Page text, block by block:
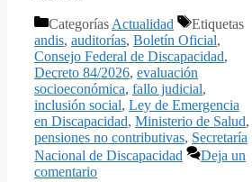
Categorías Actualidad
Etiquetas
andis, auditorías, Boletín Oficial,
Consejo Federal de Discapacidad,
Decreto 84/2026, evaluación
socioeconómica, fallo judicial,
inclusión social, Ley de Emergencia
en Discapacidad, Ministerio de Salud,
pensiones no contributivas, Secretaría
Nacional de Discapacidad
Deja un
comentario